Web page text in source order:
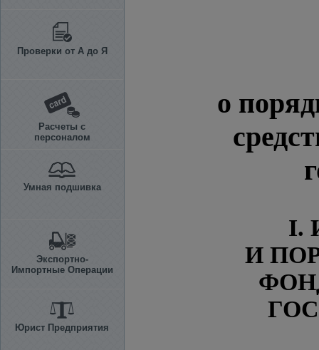
Проверки от А до Я
Расчеты с
персоналом
Умная подшивка
Экспортно-
Импортные Операции
Юрист Предприятия
о
I.
И